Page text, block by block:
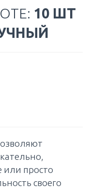
10 ШТ
или просто
своего